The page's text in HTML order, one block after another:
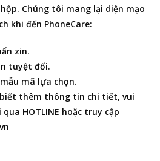
Chúng tôi mang lại diện mạo
khi đến PhoneCare:
zin.
tuyệt đối.
mã lựa chọn.
thêm thông tin chi tiết, vui
HOTLINE hoặc truy cập